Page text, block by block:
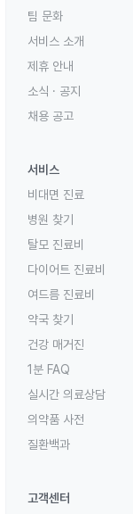
팀 문화
서비스 소개
제휴 안내
소식 · 공지
채용 공고
서비스
비대면 진료
병원 찾기
탈모 진료비
다이어트 진료비
여드름 진료비
약국 찾기
건강 매거진
1분 FAQ
실시간 의료상담
의약품 사전
질환백과
고객센터